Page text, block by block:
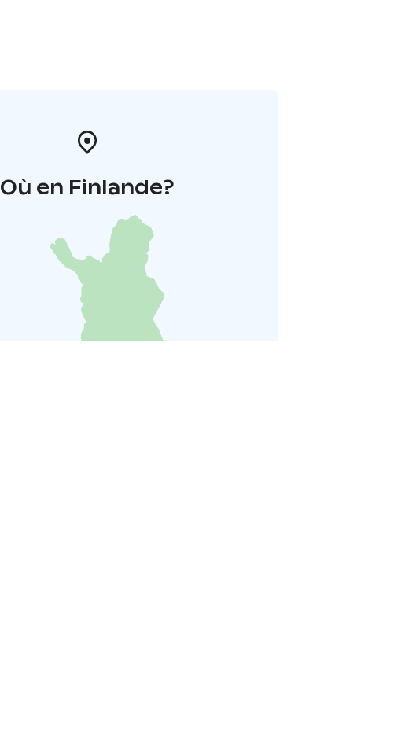
Où en Finlande?